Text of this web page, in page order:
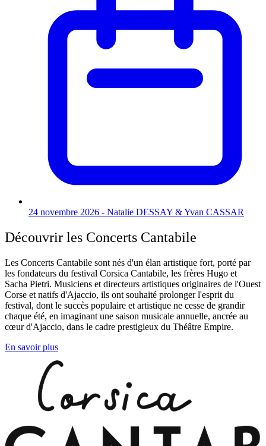
24 novembre 2026 - Natalie DESSAY & Yvan CASSAR
Découvrir les Concerts Cantabile
Les Concerts Cantabile sont nés d'un élan artistique fort, porté par
les fondateurs du festival Corsica Cantabile, les frères Hugo et
Sacha Pietri. Musiciens et directeurs artistiques originaires de l'Ouest
Corse et natifs d'Ajaccio, ils ont souhaité prolonger l'esprit du
festival, dont le succès populaire et artistique ne cesse de grandir
chaque été, en imaginant une saison musicale annuelle, ancrée au
cœur d'Ajaccio, dans le cadre prestigieux du Théâtre Empire.
En savoir plus